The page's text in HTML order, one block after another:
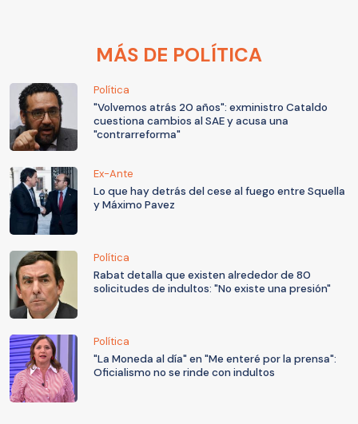
MÁS DE POLÍTICA
Política
"Volvemos atrás 20 años": exministro Cataldo
cuestiona cambios al SAE y acusa una
"contrarreforma"
Ex-Ante
Lo que hay detrás del cese al fuego entre Squella
y Máximo Pavez
Política
Rabat detalla que existen alrededor de 80
solicitudes de indultos: "No existe una presión"
Política
"La Moneda al día" en "Me enteré por la prensa":
Oficialismo no se rinde con indultos